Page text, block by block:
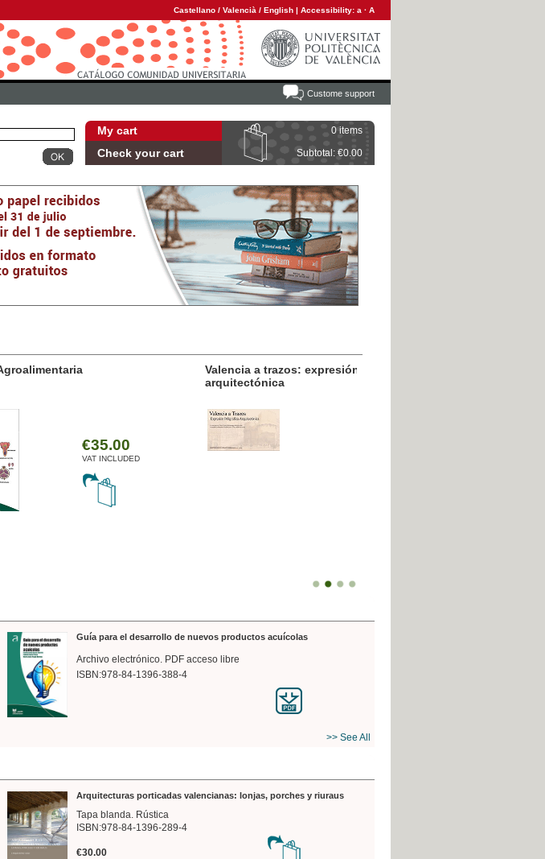
Castellano / Valencià / English | Accessibility: a · A
Custome support
My cart 0 items
Check your cart Subtotal: €0.00
Valencia a trazos: expresión poligráfica
Guía para el desarrollo de nuevos productos acuícolas
Archivo electrónico. PDF acceso libre
ISBN:978-84-1396-388-4
>> See All
Arquitecturas porticadas valencianas: lonjas, porches y riuraus
Tapa blanda. Rústica
ISBN:978-84-1396-289-4
€30.00